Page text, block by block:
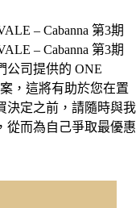
– Cabanna 第3期
– Cabanna 第3期
公司提供的 ONE
，這將有助於您在置
決定之前，請隨時與我
從而為自己爭取最優惠